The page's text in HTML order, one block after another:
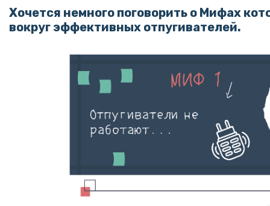
Хочется немного поговорить о Мифах
вокруг эффективных отпугивателей.